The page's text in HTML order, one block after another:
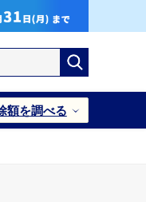
額を調べる